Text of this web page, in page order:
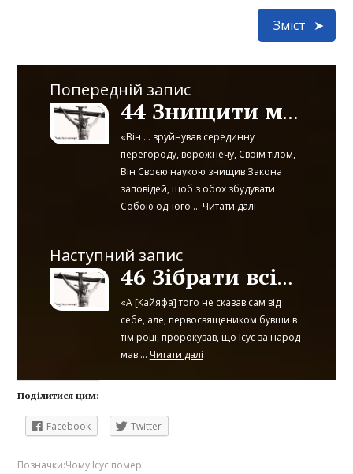
Зміст
Попередній запис
44 Знищити міжрасову ворожість
«Він ... зруйнував серединну
перегороду, ворожнечу, Своїм тілом,
Він Своєю наукою знищив Закона
заповідей, щоб з обох збудувати
Собою одного ... Читати далі
Наступний запис
46 Зібрати всіх Своїх овець зі всього світу
«А [Кайяфа] того не сказав сам від
себе, але, первосвящеником бувши в
тім році, пророкував, що Ісус за народ
мав ... Читати далі
Поділитися цим:
Facebook Twitter
Позначки:Чому Ісус помер